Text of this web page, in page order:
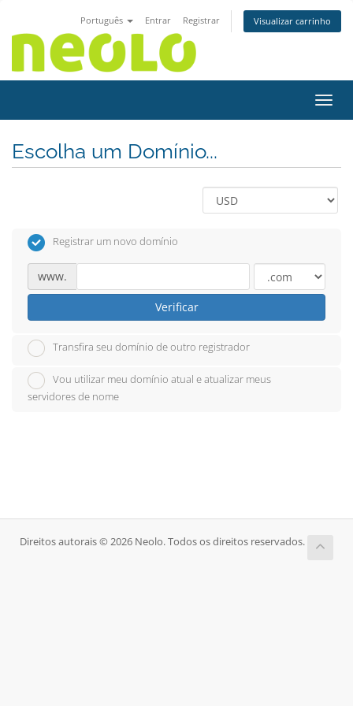
Português Entrar Registrar Visualizar carrinho
Escolha um Domínio...
Registrar um novo domínio
www.
Verificar
Transfira seu domínio de outro registrador
Vou utilizar meu domínio atual e atualizar meus
servidores de nome
Direitos autorais © 2026 Neolo. Todos os direitos reservados.